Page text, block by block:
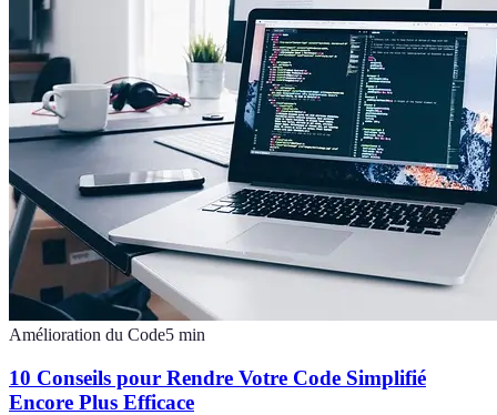
Amélioration du Code5 min
10 Conseils pour Rendre Votre Code Simplifié
Encore Plus Efficace